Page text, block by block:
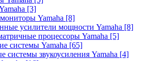
[3]
Yamaha [8]
усилители мощности Yamaha [8]
процессоры Yamaha [5]
системы Yamaha [65]
системы звукоусиления Yamaha [4]